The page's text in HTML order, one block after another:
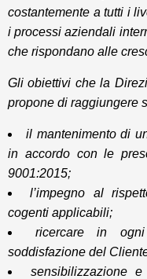
costantemente a tutti i
i processi aziendali
che rispondano alle
Gli obiettivi che la
propone di raggiungere
il mantenimento di
in accordo con le
9001:2015;
l’impegno al
cogenti applicabili;
ricercare in
soddisfazione del
sensibilizzazione